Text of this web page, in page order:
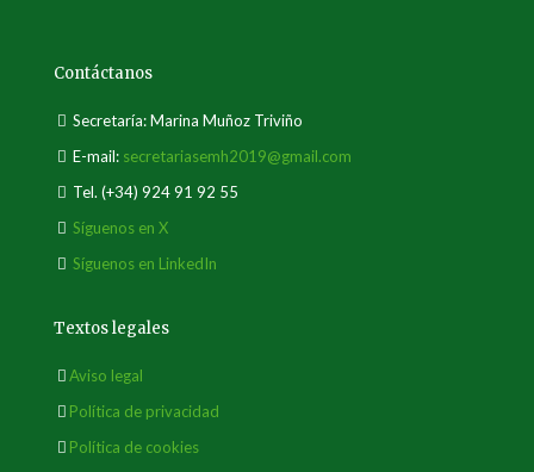
Contáctanos
Secretaría: Marina Muñoz Triviño
E-mail: secretariasemh2019@gmail.com
Tel. (+34) 924 91 92 55
Síguenos en X
Síguenos en LinkedIn
Textos legales
Aviso legal
Política de privacidad
Política de cookies